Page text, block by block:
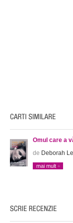
Omul care a
de Deborah
mai mult